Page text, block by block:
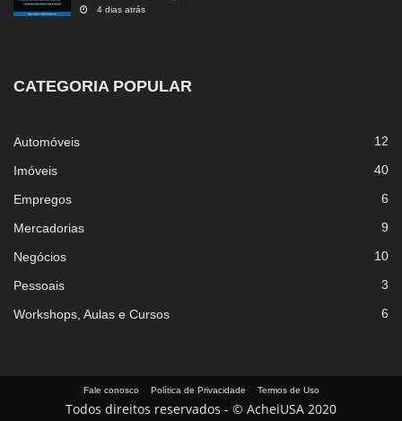
4 dias atrás
CATEGORIA POPULAR
Automóveis 12
Imóveis 40
Empregos 6
Mercadorias 9
Negócios 10
Pessoais 3
Workshops, Aulas e Cursos 6
Fale conosco Política de Privacidade Termos de Uso
Todos direitos reservados - © AcheiUSA 2020